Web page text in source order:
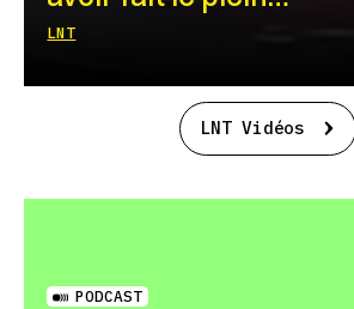
LNT
LNT Vidéos
PODCAST